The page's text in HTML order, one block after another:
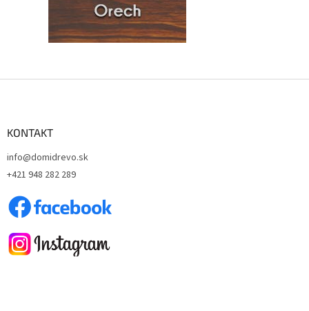
KONTAKT
info@domidrevo.sk
+421 948 282 289